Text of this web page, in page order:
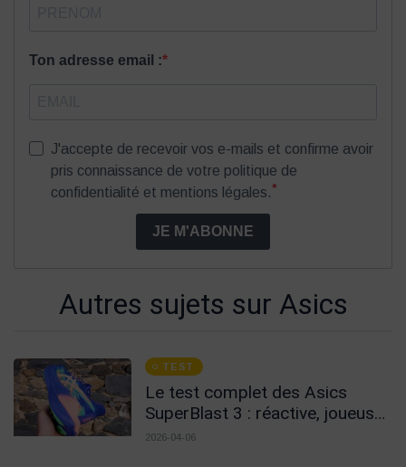
Ton adresse email :
J'accepte de recevoir vos e-mails et confirme avoir
pris connaissance de votre politique de
confidentialité et mentions légales.*
JE M'ABONNE
Autres sujets sur Asics
TEST
Le test complet des Asics
SuperBlast 3 : réactive, joueuse
et stable !
2026-04-06